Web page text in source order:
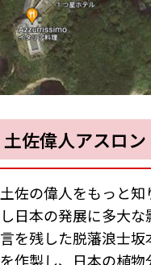
土佐偉人アスロン
土佐の偉人をもっと
し日本の発展に多大
言を残した脱藩浪士
を作製し、日本の植